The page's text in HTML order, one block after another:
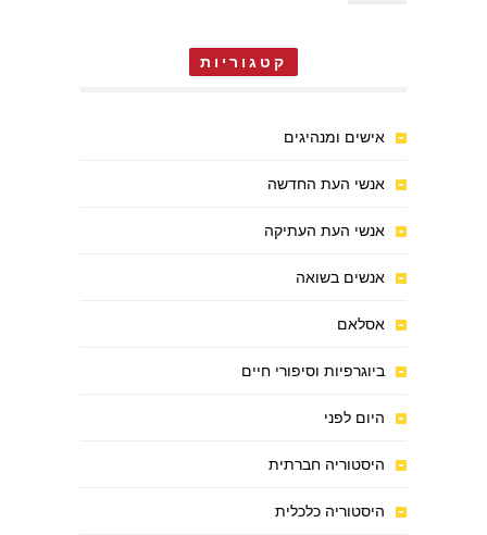
קטגוריות
אישים ומנהיגים
אנשי העת החדשה
אנשי העת העתיקה
אנשים בשואה
אסלאם
ביוגרפיות וסיפורי חיים
היום לפני
היסטוריה חברתית
היסטוריה כלכלית